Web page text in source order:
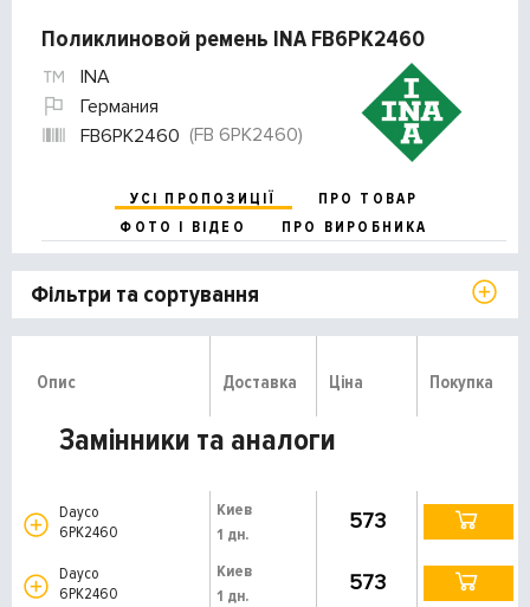
Поликлиновой ремень INA FB6PK2460
INA
Германия
FB6PK2460 (FB 6PK2460)
УСІ ПРОПОЗИЦІЇ
ПРО ТОВАР
ФОТО І ВІДЕО
ПРО ВИРОБНИКА
Фільтри та сортування
Опис Доставка Ціна Покупка
Замінники та аналоги
Dayco
6PK2460
Киев
1 дн.
573
Dayco
6PK2460
Киев
1 дн.
573